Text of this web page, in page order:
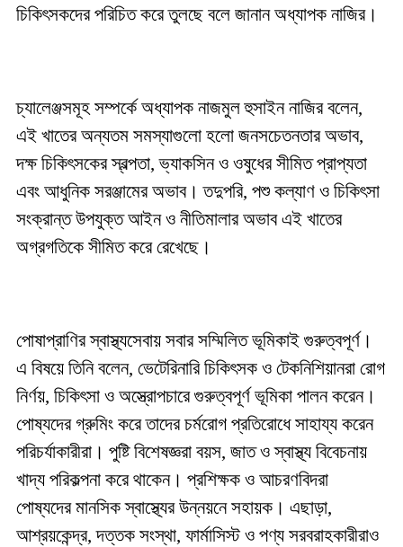
চিকিৎসকদের পরিচিত করে তুলছে বলে জানান অধ্যাপক নাজির।
চ্যালেঞ্জসমূহ সম্পর্কে অধ্যাপক নাজমুল হুসাইন নাজির বলেন,
এই খাতের অন্যতম সমস্যাগুলো হলো জনসচেতনতার অভাব,
দক্ষ চিকিৎসকের স্বল্পতা, ভ্যাকসিন ও ওষুধের সীমিত প্রাপ্যতা
এবং আধুনিক সরঞ্জামের অভাব। তদুপরি, পশু কল্যাণ ও চিকিৎসা
সংক্রান্ত উপযুক্ত আইন ও নীতিমালার অভাব এই খাতের
অগ্রগতিকে সীমিত করে রেখেছে।
পোষাপ্রাণির স্বাস্থ্যসেবায় সবার সম্মিলিত ভূমিকাই গুরুত্বপূর্ণ।
এ বিষয়ে তিনি বলেন, ভেটেরিনারি চিকিৎসক ও টেকনিশিয়ানরা রোগ
নির্ণয়, চিকিৎসা ও অস্ত্রোপচারে গুরুত্বপূর্ণ ভূমিকা পালন করেন।
পোষ্যদের গ্রুমিং করে তাদের চর্মরোগ প্রতিরোধে সাহায্য করেন
পরিচর্যাকারীরা। পুষ্টি বিশেষজ্ঞরা বয়স, জাত ও স্বাস্থ্য বিবেচনায়
খাদ্য পরিকল্পনা করে থাকেন। প্রশিক্ষক ও আচরণবিদরা
পোষ্যদের মানসিক স্বাস্থ্যের উন্নয়নে সহায়ক। এছাড়া,
আশ্রয়কেন্দ্র, দত্তক সংস্থা, ফার্মাসিস্ট ও পণ্য সরবরাহকারীরাও